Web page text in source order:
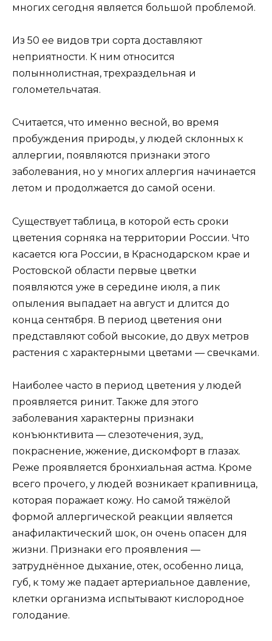
многих сегодня является большой проблемой.
Из 50 ее видов три сорта доставляют
неприятности. К ним относится
полыннолистная, трехраздельная и
голометельчатая.
Считается, что именно весной, во время
пробуждения природы, у людей склонных к
аллергии, появляются признаки этого
заболевания, но у многих аллергия начинается
летом и продолжается до самой осени.
Существует таблица, в которой есть сроки
цветения сорняка на территории России. Что
касается юга России, в Краснодарском крае и
Ростовской области первые цветки
появляются уже в середине июля, а пик
опыления выпадает на август и длится до
конца сентября. В период цветения они
представляют собой высокие, до двух метров
растения с характерными цветами — свечками.
Наиболее часто в период цветения у людей
проявляется ринит. Также для этого
заболевания характерны признаки
конъюнктивита — слезотечения, зуд,
покраснение, жжение, дискомфорт в глазах.
Реже проявляется бронхиальная астма. Кроме
всего прочего, у людей возникает крапивница,
которая поражает кожу. Но самой тяжёлой
формой аллергической реакции является
анафилактический шок, он очень опасен для
жизни. Признаки его проявления —
затруднённое дыхание, отек, особенно лица,
губ, к тому же падает артериальное давление,
клетки организма испытывают кислородное
голодание.